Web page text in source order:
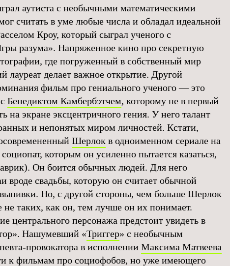
аутиста с необычными математическими
считать в уме любые числа и обладал идеальной
Кроу, который сыграл ученого с
разума». Напряженное кино про секретную
где погруженный в собственный мир
лауреат делает важное открытие. Другой
фильм про гениального ученого — это
Бенедиктом Камбербэтчем, которому не в первый
на экране эксцентричного гения. У него талант
и непонятых миром личностей. Кстати,
Шерлок в одноименном сериале на
которым он усиленно пытается казаться,
Он боится обычных людей. Для него
вроде свадьбы, которую он считает обычной
Но, с другой стороны, чем больше Шерлок
не таких, как он, тем лучше он их понимает.
центрального персонажа предстоит увидеть в
Нашумевший «Триггер» с необычным
провокатора в исполнении Максима Матвеева
к фильмам про социофобов, но уже имеющего